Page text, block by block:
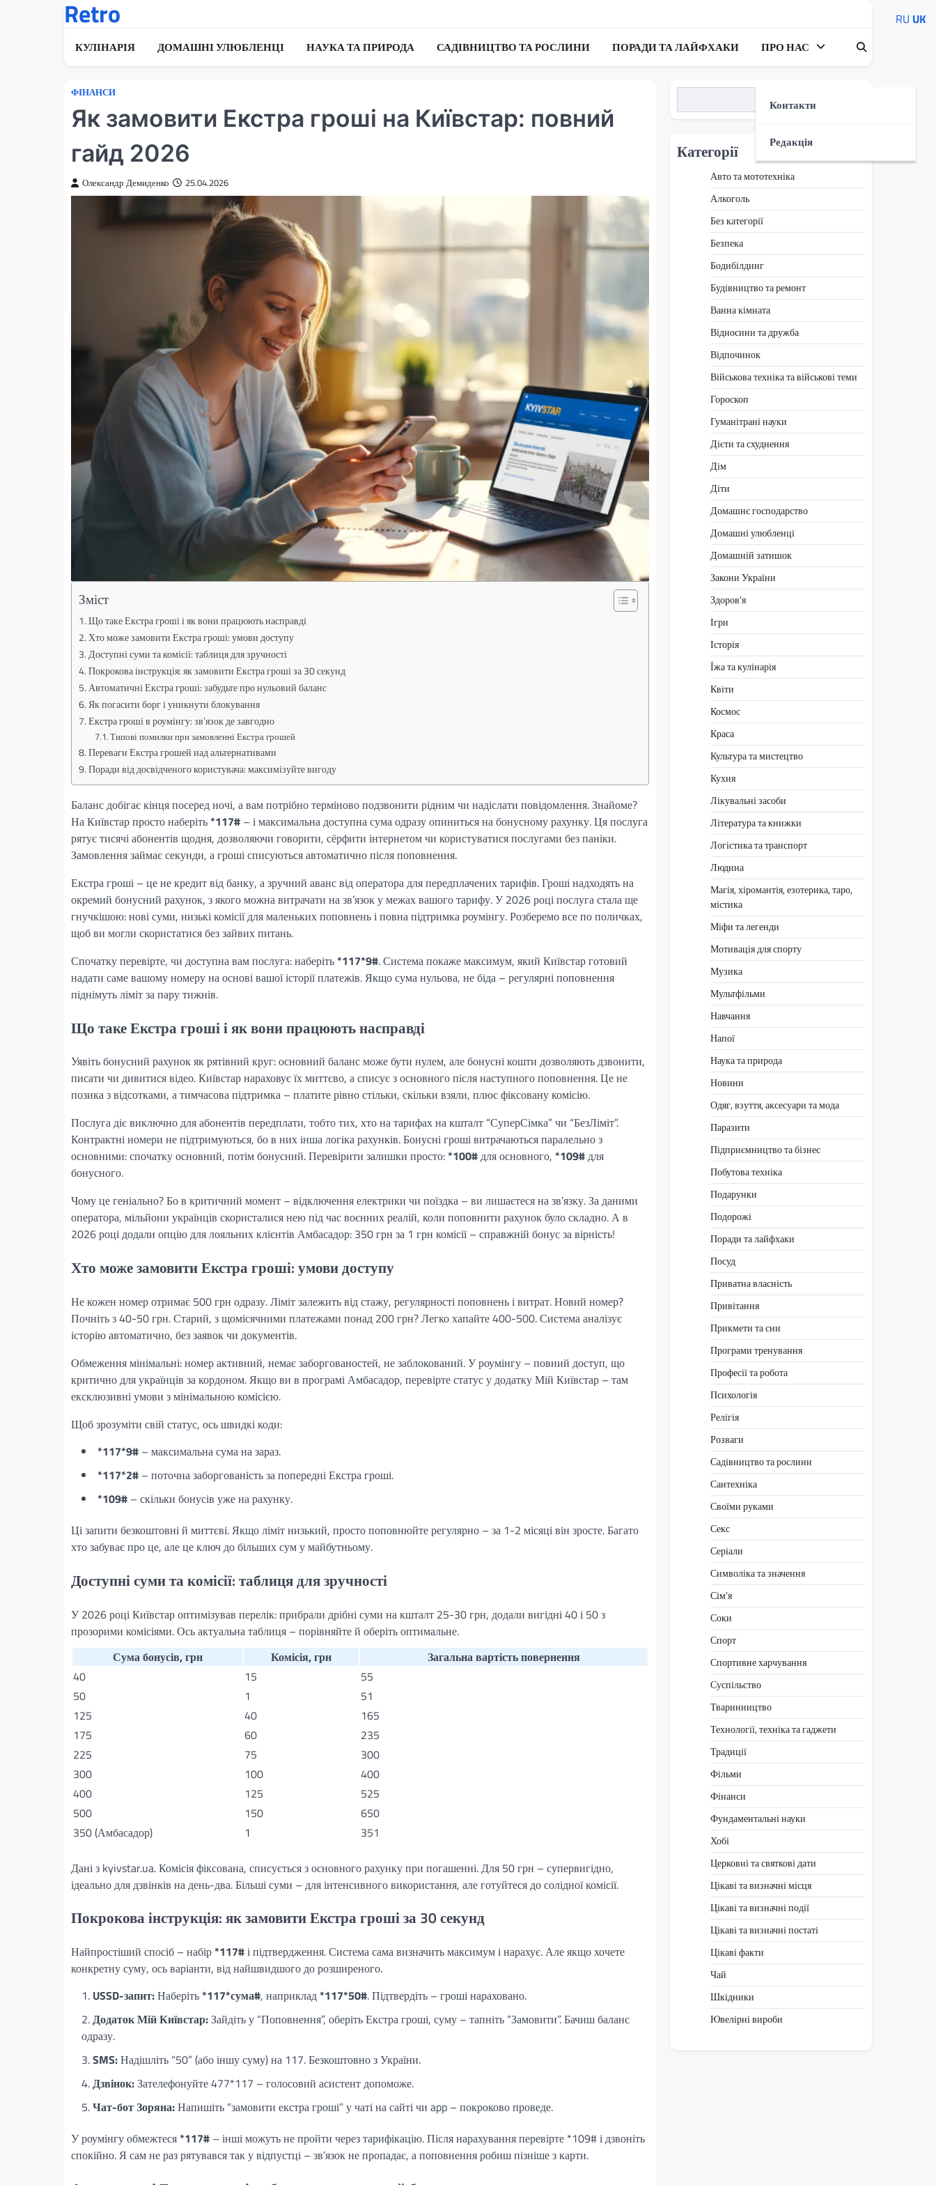
Retro
КУЛІНАРІЯ ДОМАШНІ УЛЮБЛЕНЦІ НАУКА ТА ПРИРОДА САДІВНИЦТВО ТА РОСЛИНИ ПОРАДИ ТА ЛАЙФХАКИ ПРО НАС
Контакти
Редакція
ФІНАНСИ
Як замовити Екстра гроші на Київстар: повний
гайд 2026
Олександр Демиденко 25.04.2026
Зміст
Що таке Екстра гроші і як вони працюють насправді
Хто може замовити Екстра гроші: умови доступу
Доступні суми та комісії: таблиця для зручності
Покрокова інструкція: як замовити Екстра гроші за 30 секунд
Автоматичні Екстра гроші: забудьте про нульовий баланс
Як погасити борг і уникнути блокування
Екстра гроші в роумінгу: зв’язок де завгодно
Типові помилки при замовленні Екстра грошей
Переваги Екстра грошей над альтернативами
Поради від досвідченого користувача: максимізуйте вигоду
Баланс добігає кінця посеред ночі, а вам потрібно терміново подзвонити рідним чи надіслати повідомлення. Знайоме?
На Київстар просто наберіть*117# – і максимальна доступна сума одразу опиниться на бонусному рахунку. Ця послуга
рятує тисячі абонентів щодня, дозволяючи говорити, сёрфити інтернетом чи користуватися послугами без паніки.
Замовлення займає секунди, а гроші списуються автоматично після поповнення.
Екстра гроші – це не кредит від банку, а зручний аванс від оператора для передплачених тарифів. Гроші надходять на
окремий бонусний рахунок, з якого можна витрачати на зв’язок у межах вашого тарифу. У 2026 році послуга стала ще
гнучкішою: нові суми, низькі комісії для маленьких поповнень і повна підтримка роумінгу. Розберемо все по поличках,
щоб ви могли скористатися без зайвих питань.
Спочатку перевірте, чи доступна вам послуга: наберіть*117*9#. Система покаже максимум, який Київстар готовий
надати саме вашому номеру на основі вашої історії платежів. Якщо сума нульова, не біда – регулярні поповнення
піднімуть ліміт за пару тижнів.
Що таке Екстра гроші і як вони працюють насправді
Уявіть бонусний рахунок як рятівний круг: основний баланс може бути нулем, але бонусні кошти дозволяють дзвонити,
писати чи дивитися відео. Київстар нараховує їх миттєво, а списує з основного після наступного поповнення. Це не
позика з відсотками, а тимчасова підтримка – платите рівно стільки, скільки взяли, плюс фіксовану комісію.
Послуга діє виключно для абонентів передплати, тобто тих, хто на тарифах на кшталт “СуперСімка” чи “БезЛіміт”.
Контрактні номери не підтримуються, бо в них інша логіка рахунків. Бонусні гроші витрачаються паралельно з
основними: спочатку основний, потім бонусний. Перевірити залишки просто:*100#для основного, *109#для
бонусного.
Чому це геніально? Бо в критичний момент – відключення електрики чи поїздка – ви лишаєтеся на зв’язку. За даними
оператора, мільйони українців скористалися нею під час воєнних реалій, коли поповнити рахунок було складно. А в
2026 році додали опцію для лояльних клієнтів Амбасадор: 350 грн за 1 грн комісії – справжній бонус за вірність!
Хто може замовити Екстра гроші: умови доступу
Не кожен номер отримає 500 грн одразу. Ліміт залежить від стажу, регулярності поповнень і витрат. Новий номер?
Почніть з 40-50 грн. Старий, з щомісячними платежами понад 200 грн? Легко хапайте 400-500. Система аналізує
історію автоматично, без заявок чи документів.
Обмеження мінімальні: номер активний, немає заборгованостей, не заблокований. У роумінгу – повний доступ, що
критично для українців за кордоном. Якщо ви в програмі Амбасадор, перевірте статус у додатку Мій Київстар – там
ексклюзивні умови з мінімальною комісією.
Щоб зрозуміти свій статус, ось швидкі коди:
*117*9# – максимальна сума на зараз.
*117*2# – поточна заборгованість за попередні Екстра гроші.
*109# – скільки бонусів уже на рахунку.
Ці запити безкоштовні й миттєві. Якщо ліміт низький, просто поповнюйте регулярно – за 1-2 місяці він зросте. Багато
хто забуває про це, але це ключ до більших сум у майбутньому.
Доступні суми та комісії: таблиця для зручності
У 2026 році Київстар оптимізував перелік: прибрали дрібні суми на кшталт 25-30 грн, додали вигідні 40 і 50 з
прозорими комісіями. Ось актуальна таблиця – порівняйте й оберіть оптимальне.
Сума бонусів, грн
Комісія, грн
Загальна вартість повернення
40
15
55
50
1
51
125
40
165
175
60
235
225
75
300
300
100
400
400
125
525
500
150
650
350 (Амбасадор)
1 351
Дані з kyivstar.ua. Комісія фіксована, списується з основного рахунку при погашенні. Для 50 грн – супервигідно,
ідеально для дзвінків на день-два. Більші суми – для інтенсивного використання, але готуйтеся до солідної комісії.
Покрокова інструкція: як замовити Екстра гроші за 30 секунд
Найпростіший спосіб – набір*117#і підтвердження. Система сама визначить максимум і нарахує. Але якщо хочете
конкретну суму, ось варіанти, від найшвидшого до розширеного.
USSD-запит:Наберіть*117*сума#, наприклад*117*50#. Підтвердіть – гроші нараховано.
Додаток Мій Київстар:Зайдіть у “Поповнення”, оберіть Екстра гроші, суму – тапніть “Замовити”. Бачиш баланс
одразу.
SMS:Надішліть “50” (або іншу суму) на 117. Безкоштовно з України.
Дзвінок:Зателефонуйте 477*117 – голосовий асистент допоможе.
Чат-бот Зоряна:Напишіть “замовити екстра гроші” у чаті на сайті чи app – покроково проведе.
У роумінгу обмежтеся*117# – інші можуть не пройти через тарифікацію. Після нарахування перевірте *109# і дзвоніть
спокійно. Я сам не раз рятувався так у відпустці – зв’язок не пропадає, а поповнення робиш пізніше з карти.
Категорії
Авто та мототехніка
Алкоголь
Без категорії
Безпека
Бодибілдинг
Будівництво та ремонт
Ванна кімната
Відносини та дружба
Відпочинок
Військова техніка та військові теми
Гороскоп
Гуманітрані науки
Дієти та схуднення
Дім
Діти
Домашнє господарство
Домашні улюбленці
Домашній затишок
Закони України
Здоров'я
Ігри
Історія
Їжа та кулінарія
Квіти
Космос
Краса
Культура та мистецтво
Кухня
Лікувальні засоби
Література та книжки
Логістика та транспорт
Людина
Магія, хіромантія, езотерика, таро,
містика
Міфи та легенди
Мотивація для спорту
Музика
Мультфільми
Навчання
Напої
Наука та природа
Новини
Одяг, взуття, аксесуари та мода
Паразити
Підприємництво та бізнес
Побутова техніка
Подарунки
Подорожі
Поради та лайфхаки
Посуд
Приватна власність
Привітання
Прикмети та сни
Програми тренування
Професії та робота
Психологія
Релігія
Розваги
Садівництво та рослини
Сантехніка
Своїми руками
Секс
Серіали
Символіка та значення
Сім’я
Соки
Спорт
Спортивне харчування
Суспільство
Тваринництво
Технології, техніка та гаджети
Традиції
Фільми
Фінанси
Фундаментальні науки
Хобі
Церковні та святкові дати
Цікаві та визначні місця
Цікаві та визначні події
Цікаві та визначні постаті
Цікаві факти
Чай
Шкідники
Ювелірні вироби
RU UK